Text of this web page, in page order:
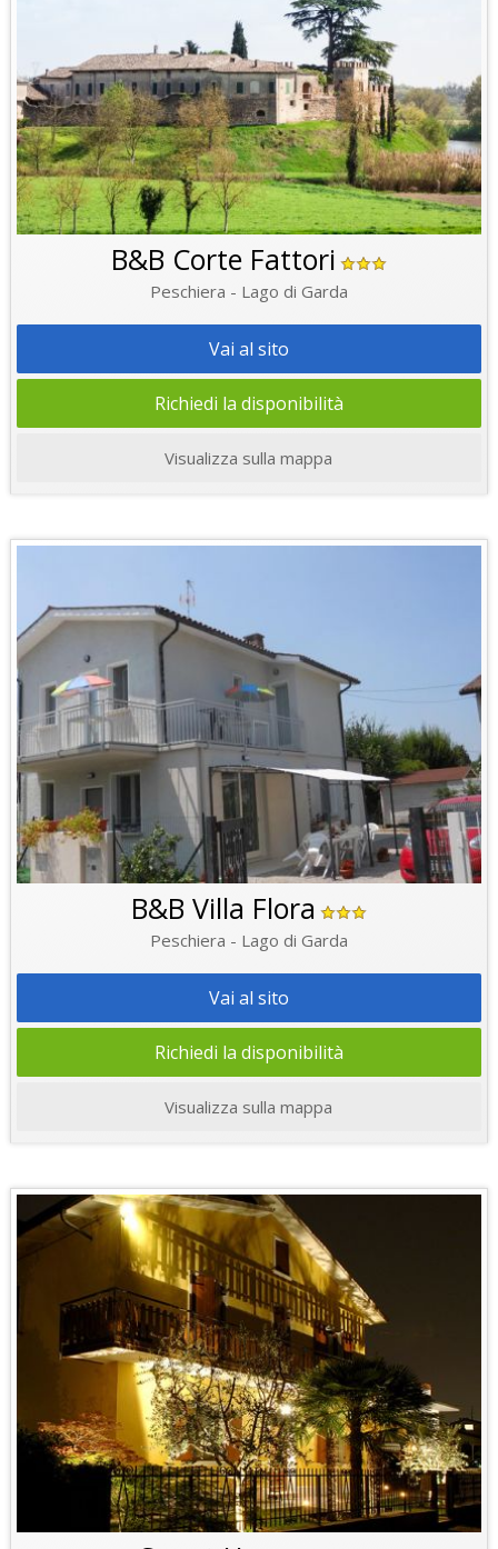
B&B Corte Fattori
Peschiera - Lago di Garda
Vai al sito
Richiedi la disponibilità
Visualizza sulla mappa
B&B Villa Flora
Peschiera - Lago di Garda
Vai al sito
Richiedi la disponibilità
Visualizza sulla mappa